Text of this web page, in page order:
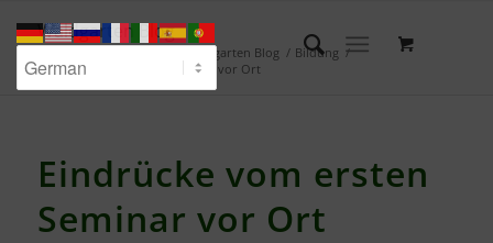
Waldgarten Blog
Waldgarten Blog / Bildung /
Eindrücke vom ersten Seminar vor Ort
Eindrücke vom ersten
Seminar vor Ort